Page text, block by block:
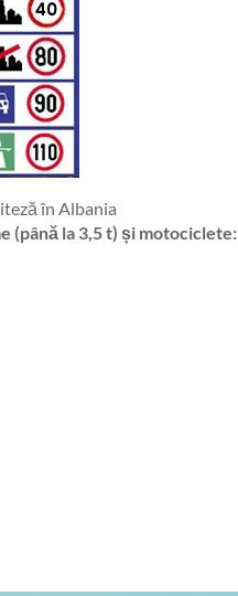
în Albania
(până la 3,5 t) și motociclete: